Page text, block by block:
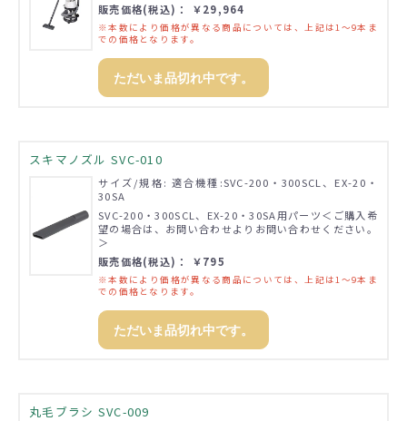
販売価格(税込)： ￥29,964
※本数により価格が異なる商品については、上記は1～9本ま
での価格となります。
ただいま品切れ中です。
スキマノズル SVC-010
サイズ/規格: 適合機種:SVC-200・300SCL、EX-20・
30SA
SVC-200・300SCL、EX-20・30SA用パーツ＜ご購入希
望の場合は、お問い合わせよりお問い合わせください。
＞
販売価格(税込)： ￥795
※本数により価格が異なる商品については、上記は1～9本ま
での価格となります。
ただいま品切れ中です。
丸毛ブラシ SVC-009